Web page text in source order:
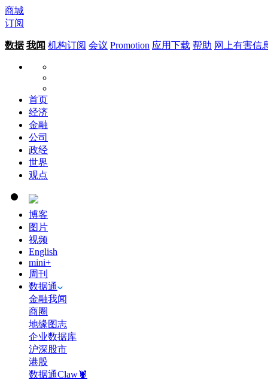
商城
订阅
数据 我闻 机构订阅 会议 Promotion 应用下载 帮助 网上有害信
首页
经济
金融
公司
政经
世界
观点
博客
图片
视频
English
mini+
周刊
数据通
金融我闻
商圈
地缘图志
企业数据库
沪深股市
港股
数据通Claw🦞